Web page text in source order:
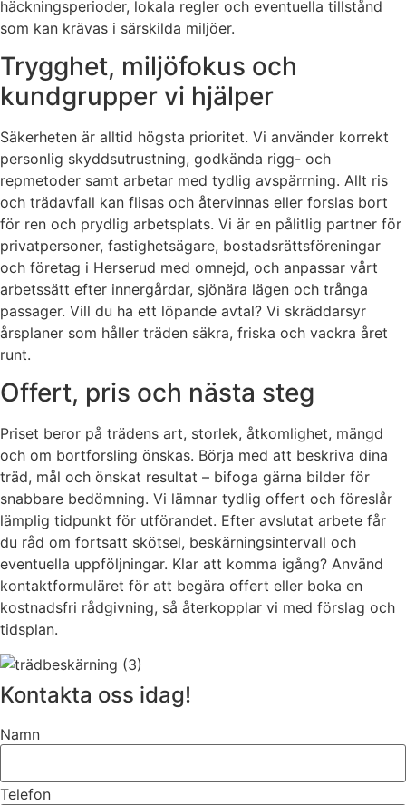
häckningsperioder, lokala regler och eventuella tillstånd
som kan krävas i särskilda miljöer.
Trygghet, miljöfokus och
kundgrupper vi hjälper
Säkerheten är alltid högsta prioritet. Vi använder korrekt
personlig skyddsutrustning, godkända rigg- och
repmetoder samt arbetar med tydlig avspärrning. Allt ris
och trädavfall kan flisas och återvinnas eller forslas bort
för ren och prydlig arbetsplats. Vi är en pålitlig partner för
privatpersoner, fastighetsägare, bostadsrättsföreningar
och företag i Herserud med omnejd, och anpassar vårt
arbetssätt efter innergårdar, sjönära lägen och trånga
passager. Vill du ha ett löpande avtal? Vi skräddarsyr
årsplaner som håller träden säkra, friska och vackra året
runt.
Offert, pris och nästa steg
Priset beror på trädens art, storlek, åtkomlighet, mängd
och om bortforsling önskas. Börja med att beskriva dina
träd, mål och önskat resultat – bifoga gärna bilder för
snabbare bedömning. Vi lämnar tydlig offert och föreslår
lämplig tidpunkt för utförandet. Efter avslutat arbete får
du råd om fortsatt skötsel, beskärningsintervall och
eventuella uppföljningar. Klar att komma igång? Använd
kontaktformuläret för att begära offert eller boka en
kostnadsfri rådgivning, så återkopplar vi med förslag och
tidsplan.
Kontakta oss idag!
Namn
Telefon